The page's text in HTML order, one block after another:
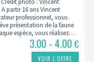
photo : Vincent
partir 16 ans Vincent
professionnel, vous
présentation de la faune
espèce, vous réalisez…
3.00 - 4.00€
VOIR L’OFFRE